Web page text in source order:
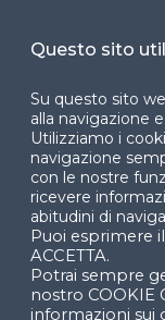
© 2024
di Ingegneria
Questo sito
Su questo sito
alla navigazione
Utilizziamo i
navigazione
con le nostre
ricevere
abitudini di
Puoi esprimere
ACCETTA.
Potrai sempre
nostro COOKIE
informazioni sui